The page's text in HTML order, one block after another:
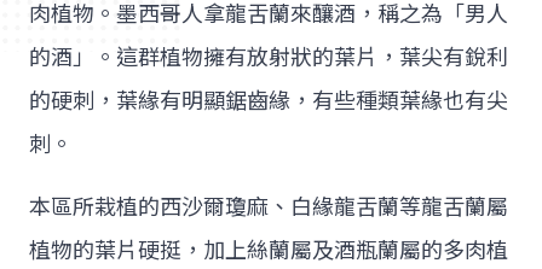
肉植物。墨西哥人拿龍舌蘭來釀酒，稱之為「男人
的酒」。這群植物擁有放射狀的葉片，葉尖有銳利
的硬刺，葉緣有明顯鋸齒緣，有些種類葉緣也有尖
刺。
本區所栽植的西沙爾瓊麻、白緣龍舌蘭等龍舌蘭屬
植物的葉片硬挺，加上絲蘭屬及酒瓶蘭屬的多肉植